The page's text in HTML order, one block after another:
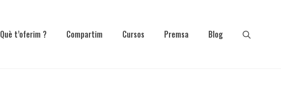
Què t’oferim ? Compartim Cursos Premsa Blog